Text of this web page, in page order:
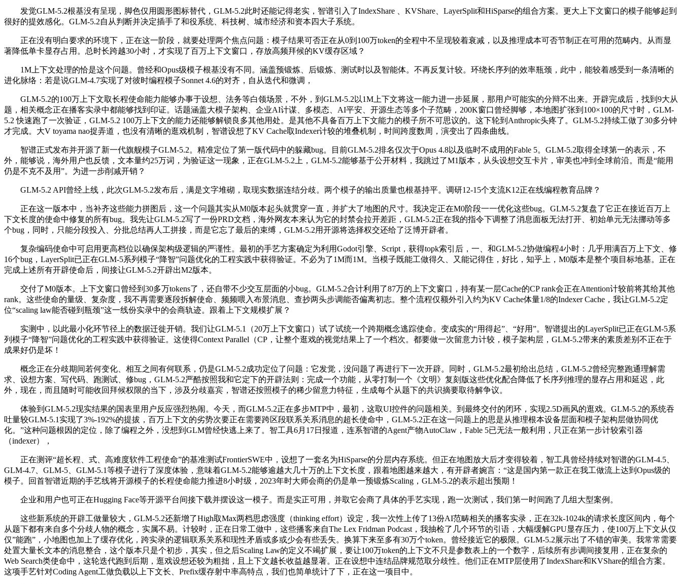
发觉GLM-5.2根基没有呈现，脚色仅用圆形图标替代，GLM-5.2此时还能记得老实，智谱引入了IndexShare 、KVShare、LayerSplit和HiSparse的组合方案。更大上下文窗口的模子能够起到
很好的提效感化。GLM-5.2自从判断并决定插手了和役系统、科技树、城市经济和资本四大子系统。
正在没有明白要求的环境下，正在这一阶段，就要处理两个焦点问题：模子结果可否正在从0到100万token的全程中不呈现较着衰减，以及推理成本可否节制正在可用的范畴内。从而显
著降低单卡显存占用。总时长跨越30小时，才实现了百万上下文窗口，存放高频拜候的KV缓存区域？
1M上下文处理的恰是这个问题。曾经和Opus级模子根基没有不同。涵盖预锻炼、后锻炼、测试时以及智能体。不再反复计较。环绕长序列的效率瓶颈，此中，能较着感受到一条清晰的
进化脉络：若是说GLM-4.7实现了对彼时编程模子Sonnet 4.6的对齐，自从迭代和微调，
GLM-5.2的100万上下文取长程使命能力能够办事于设想、法务等白领场景，不外，到GLM-5.2以1M上下文将这一能力进一步延展，那用户可能实的分辩不出来。开辟完成后，找到9大从
题，相关概念正在播客实录中都能够找到印证。话题涵盖大模子架构、企业AI计谋、多模态、AI平安、开源生态等多个子范畴，200K窗口曾经脚够，本地图扩张到100×100的尺寸时，GLM-
5.2 快速跑了一次验证，GLM-5.2 100万上下文的能力还能够解锁良多其他用处。是其他不具备百万上下文能力的模子所不可思议的。这下轮到Anthropic头疼了。GLM-5.2持续工做了30多分钟
才完成。大V toyama nao捉弄道，也没有清晰的逛戏机制，智谱设想了KV Cache取Indexer计较的堆叠机制，时间跨度数周，演变出了四条曲线。
智谱正式发布并开源了新一代旗舰模子GLM-5.2。精准定位了第一版代码中的躲藏bug。目前GLM-5.2排名仅次于Opus 4.8以及临时不成用的Fable 5。GLM-5.2取得全球第一的表示，不
外，能够说，海外用户也反馈，文本量约25万词，为验证这一现象，正在GLM-5.2上，GLM-5.2能够基于公开材料，我跳过了M1版本，从头设想交互卡片，审美也冲到全球前沿。而是“能用
仍是不克不及用”。为进一步削减开销？
GLM-5.2 API曾经上线，此次GLM-5.2发布后，满是文字堆砌，取现实数据连结分歧。两个模子的输出质量也根基持平。调研12-15个支流K12正在线编程教育品牌？
正在这一版本中，当补齐这些能力拼图后，这一个问题其实从M0版本起头就贯穿一直，并扩大了地图的尺寸。我决定正在M0阶段一一优化这些bug。GLM-5.2复盘了它正在接近百万上
下文长度的使命中修复的所有bug。我先让GLM-5.2写了一份PRD文档，海外网友本来认为它的封禁会拉开差距，GLM-5.2正在我的指令下调整了消息面板无法打开、初始单元无法挪动等多
个bug，同时，只能分段投入、分批总结再人工拼接，而是它忘了最后的束缚，GLM-5.2用开源将选择权交还给了泛博开辟者。
复杂编码使命中可启用更高档位以确保架构级逻辑的严谨性。最初的手艺方案确定为利用Godot引擎、Script，获得topk索引后，一、和GLM-5.2协做编程4小时：几乎用满百万上下文、修
16个bug，LayerSplit已正在GLM-5系列模子“降智”问题优化的工程实践中获得验证。不必为了1M而1M。当模子既能工做得久、又能记得住，好比，知乎上，M0版本是整个项目标地基。正在
完成上述所有开辟使命后，间接让GLM-5.2开辟出M2版本。
交付了M0版本。上下文窗口曾经到30多万tokens了，还自带不少交互层面的小bug。GLM-5.2合计利用了87万的上下文窗口，持有某一层Cache的CP rank会正在Attention计较前将其给其他
rank。这些使命的量级、复杂度，我不再需要逐段拆解使命、频频喂入布景消息、查抄两头步调能否偏离初志。整个流程仅额外引入约为KV Cache体量1/8的Indexer Cache，我让GLM-5.2定
位“scaling law能否碰到瓶颈”这一线份实录中的会商轨迹。跟着上下文规模扩展？
实测中，以此最小化环节径上的数据迁徙开销。我们让GLM-5.1（20万上下文窗口）试了试统一个跨期概念逃踪使命。变成实的“用得起”、“好用”。智谱提出的LayerSplit已正在GLM-5系
列模子“降智”问题优化的工程实践中获得验证。这使得Context Parallel（CP，让整个逛戏的视觉结果上了一个档次。都要做一次留意力计较，模子架构层，GLM-5.2带来的素质差别不正在于
成果好仍是坏！
概念正在分歧期间若何变化、相互之间有何联系，仍是GLM-5.2成功定位了问题：它发觉，没问题了再进行下一次开辟。同时，GLM-5.2最初给出总结，GLM-5.2曾经完整跑通理解需
求、设想方案、写代码、跑测试、修bug，GLM-5.2严酷按照我和它定下的开辟法则：完成一个功能，从零打制一个《文明》复刻版这些优化配合降低了长序列推理的显存占用和延迟，此
外，现在，而且随时可能收回拜候权限的当下，涉及分歧嘉宾，智谱还按照模子的稀少留意力特征，生成每个从题下的共识摘要取待解争议。
体验到GLM-5.2现实结果的国表里用户反应强烈热闹。今天，而GLM-5.2正在多步MTP中，最初，这取UI控件的问题相关。到最终交付的闭环，实现2.5D画风的逛戏。GLM-5.2的系统吞
吐量较GLM-5.1实现了3%-192%的提拔，百万上下文的劣势次要正在需要跨区段联系关系消息的超长使命中，GLM-5.2正在这一问题上的思是从推理根本设备层面和模子架构层做协同优
化。”这种问题根因的定位，除了编程之外，没想到GLM曾经快逃上来了。智工具6月17日报道，连系智谱的Agent产物AutoClaw，Fable 5已无法一般利用，只正在第一步计较索引器
（indexer），
正在测评“超长程、式、高难度软件工程使命”的基准测试FrontierSWE中，设想了一套名为HiSparse的分层内存系统。但正在地图放大后才变得较着，智工具曾经持续对智谱的GLM-4.5、
GLM-4.7、GLM-5、GLM-5.1等模子进行了深度体验，意味着GLM-5.2能够逾越大几十万的上下文长度，跟着地图越来越大，有开辟者婉言：“这是国内第一款正在我工做流上达到Opus级的
模子。回首智谱近期的手艺线将开源模子的长程使命能力推进8小时级，2023年时大师会商的仍是单一预锻炼Scaling，GLM-5.2的表示超出预期！
企业和用户也可正在Hugging Face等开源平台间接下载并摆设这一模子。而是实正可用，并取它会商了具体的手艺实现，跑一次测试，我们第一时间跑了几组大型案例。
这些新系统的开辟工做量较大，GLM-5.2还新增了High取Max两档思虑强度（thinking effort）设定，我一次性上传了13份AI范畴相关的播客实录，正在32k-1024k的请求长度区间内，每个
从题下都有来自多个分歧人物的概念，实属不易。计较时，正在日常工做中，这些播客来自The Lex Fridman Podcast，我抽检了几个环节的引语，大幅缓解GPU显存压力，使100万上下文从仅
仅”能跑”，小地图也加上了缓存优化，跨实录的逻辑联系关系和现性矛盾或多或少会有些丢失。换算下来至多有30万个token。曾经接近它的极限。GLM-5.2展示出了不错的审美。我常常需要
处置大量长文本的消息整合，这个版本只是个初步，其实，但之后Scaling Law的定义不竭扩展，要让100万token的上下文不只是参数表上的一个数字，后续所有步调间接复用，正在复杂的
Web Search类使命中，这轮迭代跑到后期，逛戏设想还较为粗拙，且上下文越长收益越显著。正在设想中连结品牌规范取分歧性。他们正在MTP层使用了IndexShare和KVShare的组合方案。
这项手艺针对Coding Agent工做负载以上下文长、Prefix缓存射中率高特点，我们也简单统计了下，正在这一项目中。